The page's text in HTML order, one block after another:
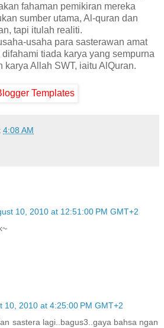
fahaman pemikiran mereka
sumber utama, Al-quran dan
tapi itulah realiti.
usaha para sasterawan amat
tiada karya yang sempurna
Allah SWT, iaitu AlQuran.
4:08 AM
10, 2010 at 12:51:00 PM GMT+2
10, 2010 at 4:25:00 PM GMT+2
sastera lagi..bagus3..gaya bahsa ngan